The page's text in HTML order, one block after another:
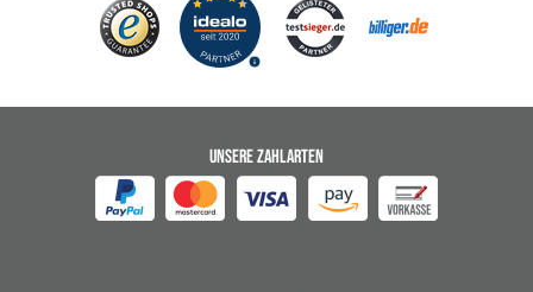
UNSERE ZAHLARTEN